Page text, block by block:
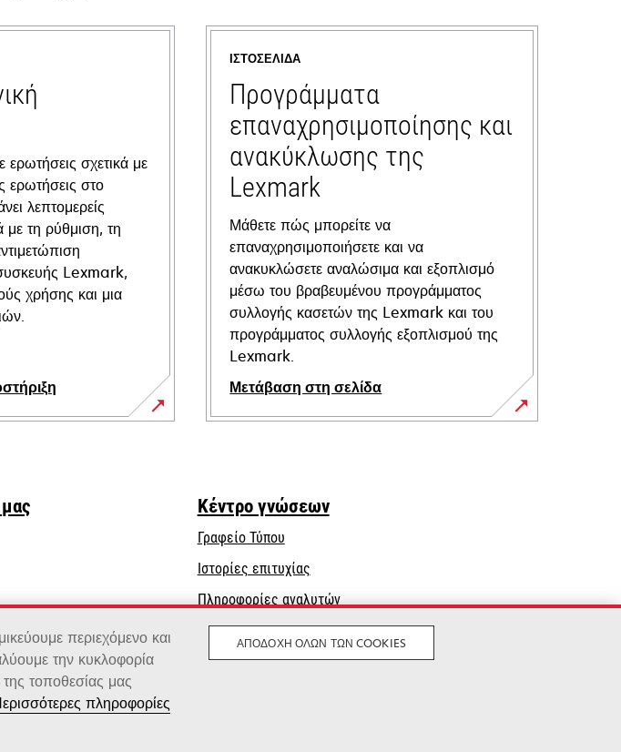
ερωτήσεις σχετικά με
ερωτήσεις στο
λεπτομερείς
με τη ρύθμιση, τη
Lexmark,
χρήσης και μια
ΙΣΤΟΣΕΛΊΔΑ
Προγράμματα
επαναχρησιμοποίησης και
ανακύκλωσης της
Lexmark
Μάθετε πώς μπορείτε να
επαναχρησιμοποιήσετε και να
ανακυκλώσετε αναλώσιμα και εξοπλισμό
μέσω του βραβευμένου προγράμματος
συλλογής κασετών της Lexmark και του
προγράμματος συλλογής εξοπλισμού της
Lexmark.
Μετάβαση στη σελίδα
Κέντρο γνώσεων
Γραφείο Τύπου
Ιστορίες επιτυχίας
Πληροφορίες αναλυτών
περιεχόμενο και
την κυκλοφορία
τοποθεσίας μας
πληροφορίες
ΑΠΟΔΟΧΉ ΌΛΩΝ ΤΩΝ COOKIES